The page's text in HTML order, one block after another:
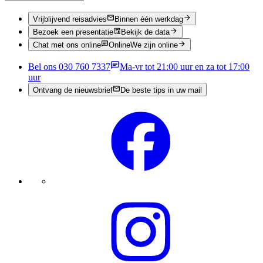
Vrijblijvend reisadvies
Binnen één werkdag
Bezoek een presentatie
Bekijk de data
Chat met ons online
OnlineWe zijn online
Bel ons 030 760 7337
Ma-vr tot 21:00 uur en za tot 17:00
uur
Ontvang de nieuwsbrief De beste tips in uw mail